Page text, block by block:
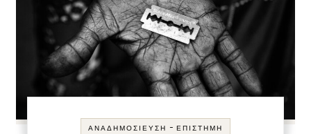
ΑΝΑΔΗΜΟΣΊΕΥΣΗ - ΕΠΙΣΤΉΜΗ